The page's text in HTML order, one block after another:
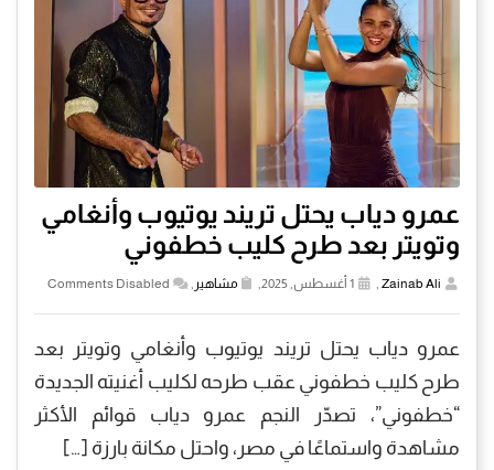
عمرو دياب يحتل تريند يوتيوب وأنغامي
وتويتر بعد طرح كليب خطفوني
Zainab Ali مشاهير Comments Disabled
عمرو دياب يحتل تريند يوتيوب وأنغامي وتويتر بعد
طرح كليب خطفوني عقب طرحه لكليب أغنيته الجديدة
“خطفوني”، تصدّر النجم عمرو دياب قوائم الأكثر
مشاهدة واستماعًا في مصر، واحتل مكانة بارزة […]